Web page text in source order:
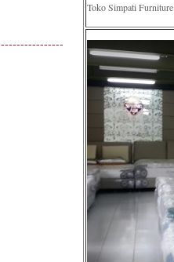
Toko Simpati Furniture